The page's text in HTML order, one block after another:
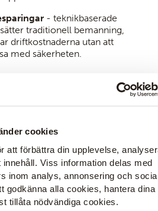
cookies
att förbättra din upplevelse,
Viss information delas med
inom analys, annonsering och
godkänna alla cookies, hantera dina
tillåta nödvändiga cookies.
- teknikbaserade
traditionell bemanning,
driftkostnaderna utan att
med säkerheten.
och samtidigt